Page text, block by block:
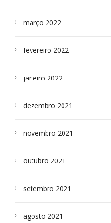
março 2022
fevereiro 2022
janeiro 2022
dezembro 2021
novembro 2021
outubro 2021
setembro 2021
agosto 2021